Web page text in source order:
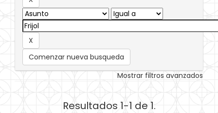
Comenzar nueva busqueda
Mostrar filtros avanzados
Resultados 1-1 de 1.